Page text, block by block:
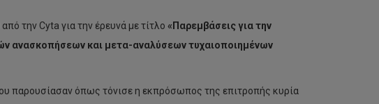
την Cyta για την έρευνά με τίτλο «Παρεμβάσεις για την
ανασκοπήσεων και μετα-αναλύσεων τυχαιοποιημένων
παρουσίασαν όπως τόνισε η εκπρόσωπος της επιτροπής κυρία